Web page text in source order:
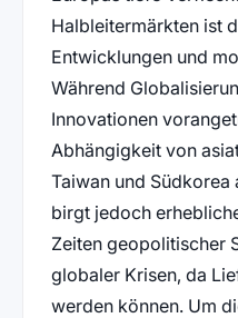
Halbleitermärkten ist
Entwicklungen und
Während
Innovationen
Abhängigkeit von
Taiwan und
birgt jedoch
Zeiten geopolitischer
globaler Krisen, da
werden können. Um